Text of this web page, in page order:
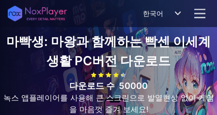
한국어
마빡생: 마왕과 함께하는 빡센 이세계
생활PC버전 다운로드
다운로드 수 50000
녹스 앱플레이어를 사용해 큰 스크린으로 발열현상 없이 게임
을 마음껏 즐겨 보세요!